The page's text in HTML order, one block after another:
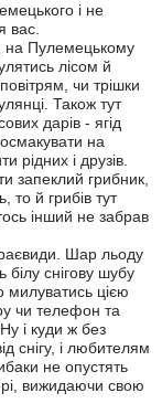
і не
вас.
на Пулемецькому
лісом й
чи трішки
Також тут
дарів - ягід
на
рідних і друзів.
запеклий грибник,
то й грибів тут
інший не забрав
Шар льоду
снігову шубу
цією
чи телефон та
і куди ж без
снігу, і любителям
не опустять
вижидаючи свою